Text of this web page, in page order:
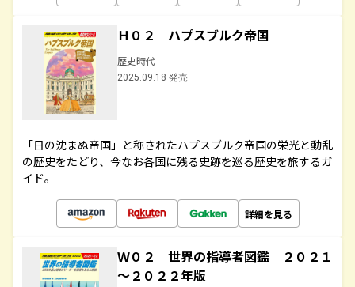
Ｈ０２ ハプスブルク帝国
歴史時代
2025.09.18 発売
「日の沈まぬ帝国」と称されたハプスブルク帝国の栄光と動乱
の歴史をたどり、今なお各国に残る史跡を巡る歴史を旅するガ
イド。
詳細を見る
Ｗ０２ 世界の指導者図鑑 ２０２１
～２０２２年版